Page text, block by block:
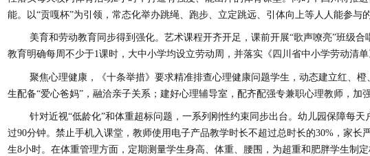
能。以“贡嘎杯”为引领，常态化举办跳绳、跑步、立定跳远、引体向上等人人能参与
美育和劳动教育同步得到强化。艺术课程开齐开足，课前开展“歌声嘹亮”班级
教育明确每周不少于1课时，大中小学均设立劳动周，并落实《四川省中小学劳动清
聚焦心理健康，《十条举措》要求精准排查心理健康问题学生，动态建立红、
生配备“爱心爸妈”，融洽亲子关系；建好心理辅导室，配齐配强专兼职心理教师，
针对近视“低龄化”和体重超标问题，一系列刚性约束同步出台。幼儿园保障每
过90分钟。禁止手机入课堂，教师使用电子产品教学时长不超过总时长的30%，家
生8小时。在体重管理方面，定期测量学生身高、体重、腰围，为超重和肥胖学生制